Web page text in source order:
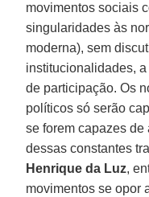
movimentos sociais
singularidades às
moderna), sem
institucionalidades,
de participação. Os
políticos só serão
se forem capazes
dessas constantes
Henrique da Luz,
movimentos se opor